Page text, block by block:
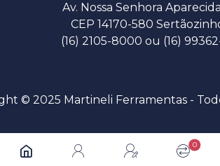
Av. Nossa Senhora
CEP 14170-580
(16) 2105-8000 ou (16)
© 2025 Martineli Ferramentas -
0